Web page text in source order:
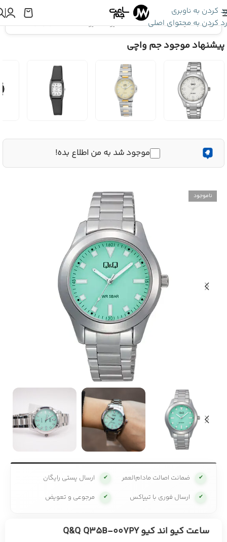
رد کردن به ناوبری
رد کردن به محتوای اصلی
اینجا هستید:ساعت Q&Q »ساعت کیو اند کیو Q&Q Q35B-007PY
پیشنهاد موجود جم واچی
موجود شد به من اطلاع بده!
ناموجود
✔ ضمانت اصالت مادام‌العمر ✔ ارسال پستی رایگان
✔ ارسال فوری با تیپاکس ✔ مرجوعی و تعویض
ساعت کیو اند کیو Q&Q Q35B-007PY